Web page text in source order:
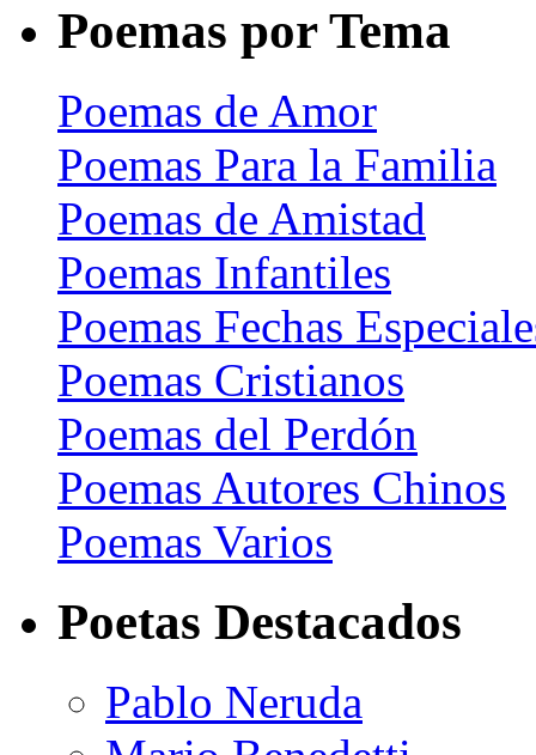
Poemas por Tema
Poemas de Amor
Poemas Para la Familia
Poemas de Amistad
Poemas Infantiles
Poemas Fechas
Poemas Cristianos
Poemas del Perdón
Poemas Autores Chinos
Poemas Varios
Poetas Destacados
Pablo Neruda